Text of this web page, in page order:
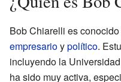
Bob Chiarelli es
empresarioypolítico.
incluyendo la
ha sido muy activa,